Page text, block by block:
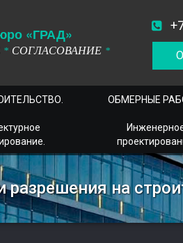
«ГРАД»
* СОГЛАСОВАНИЕ *
ОБМЕРНЫЕ
на